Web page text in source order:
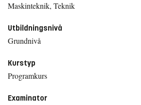
Maskinteknik, Teknik
Utbildningsnivå
Grundnivå
Kurstyp
Programkurs
Examinator